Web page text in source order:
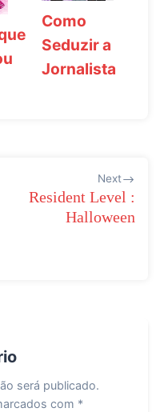
Como
Seduzir a
Jornalista
Next
Resident Level :
Halloween
será publicado.
com *